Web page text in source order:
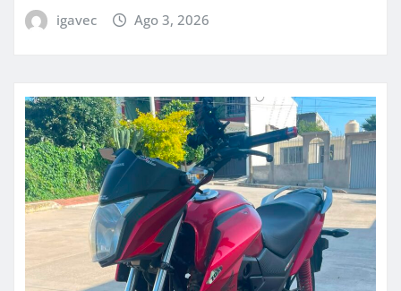
igavec Ago 3, 2026